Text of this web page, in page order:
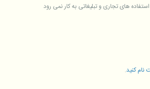
های تجاری و تبلیغاتی به کار نمی رود
نام کنید.